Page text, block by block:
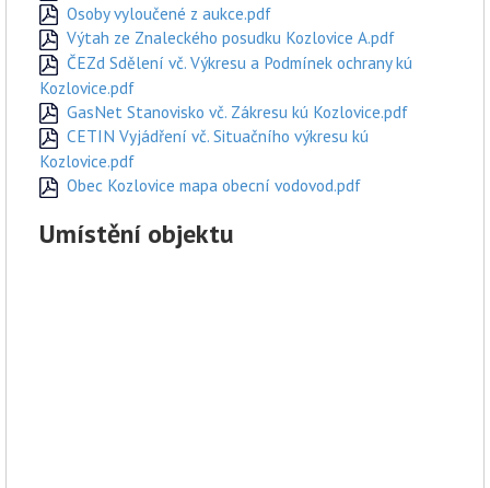
Osoby vyloučené z aukce.pdf
Výtah ze Znaleckého posudku Kozlovice A.pdf
ČEZd Sdělení vč. Výkresu a Podmínek ochrany kú
Kozlovice.pdf
GasNet Stanovisko vč. Zákresu kú Kozlovice.pdf
CETIN Vyjádření vč. Situačního výkresu kú
Kozlovice.pdf
Obec Kozlovice mapa obecní vodovod.pdf
Umístění objektu